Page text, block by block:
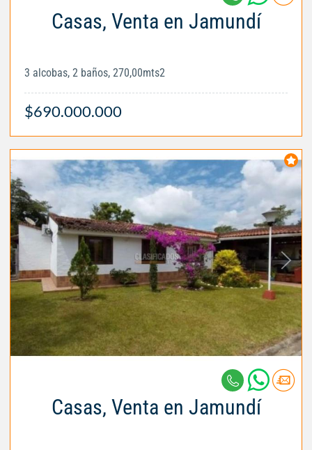
Casas, Venta en Jamundí
3 alcobas, 2 baños, 270,00mts2
$690.000.000
Casas, Venta en Jamundí